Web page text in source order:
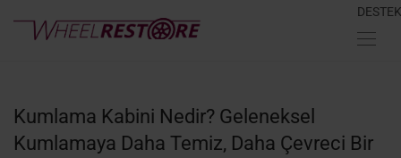
DESTEK
Kumlama Kabini Nedir? Geleneksel
Kumlamaya Daha Temiz, Daha Çevreci Bir